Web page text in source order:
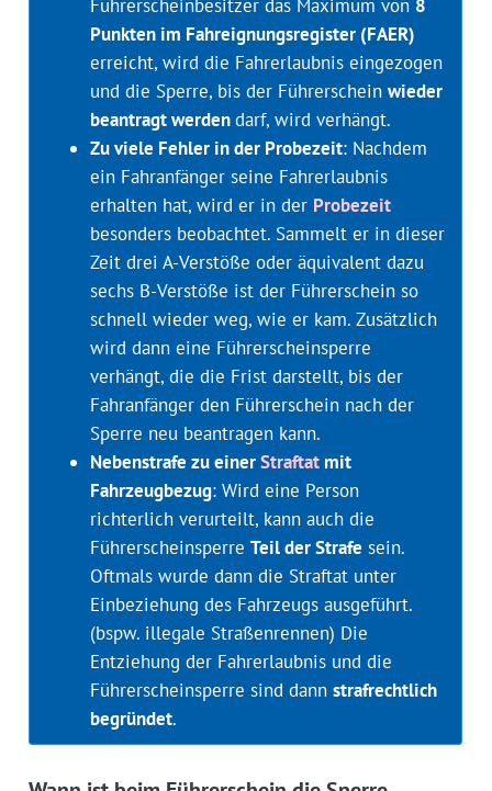
Führerscheinbesitzer das Maximum von 8
Punkten im Fahreignungsregister (FAER)
erreicht, wird die Fahrerlaubnis eingezogen
und die Sperre, bis der Führerschein wieder
beantragt werdendarf, wird verhängt.
Zu viele Fehler in der Probezeit: Nachdem
ein Fahranfänger seine Fahrerlaubnis
erhalten hat, wird er in der Probezeit
besonders beobachtet. Sammelt er in dieser
Zeit drei A-Verstöße oder äquivalent dazu
sechs B-Verstöße ist der Führerschein so
schnell wieder weg, wie er kam. Zusätzlich
wird dann eine Führerscheinsperre
verhängt, die die Frist darstellt, bis der
Fahranfänger den Führerschein nach der
Sperre neu beantragen kann.
Nebenstrafe zu einerStraftatmit
Fahrzeugbezug: Wird eine Person
richterlich verurteilt, kann auch die
Führerscheinsperre Teil der Strafe sein.
Oftmals wurde dann die Straftat unter
Einbeziehung des Fahrzeugs ausgeführt.
(bspw. illegale Straßenrennen) Die
Entziehung der Fahrerlaubnis und die
Führerscheinsperre sind dann strafrechtlich
begründet.